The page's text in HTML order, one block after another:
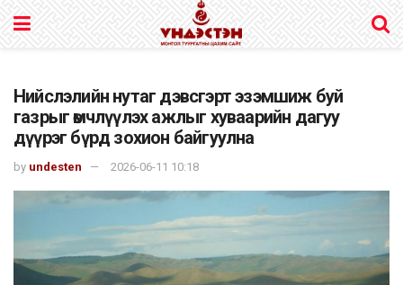
Нийслэлийн нутаг дэвсгэрт эзэмшиж буй
газрыг өмчлүүлэх ажлыг хуваарийн дагуу
дүүрэг бүрд зохион байгуулна
by undesten 2026-06-11 10:18